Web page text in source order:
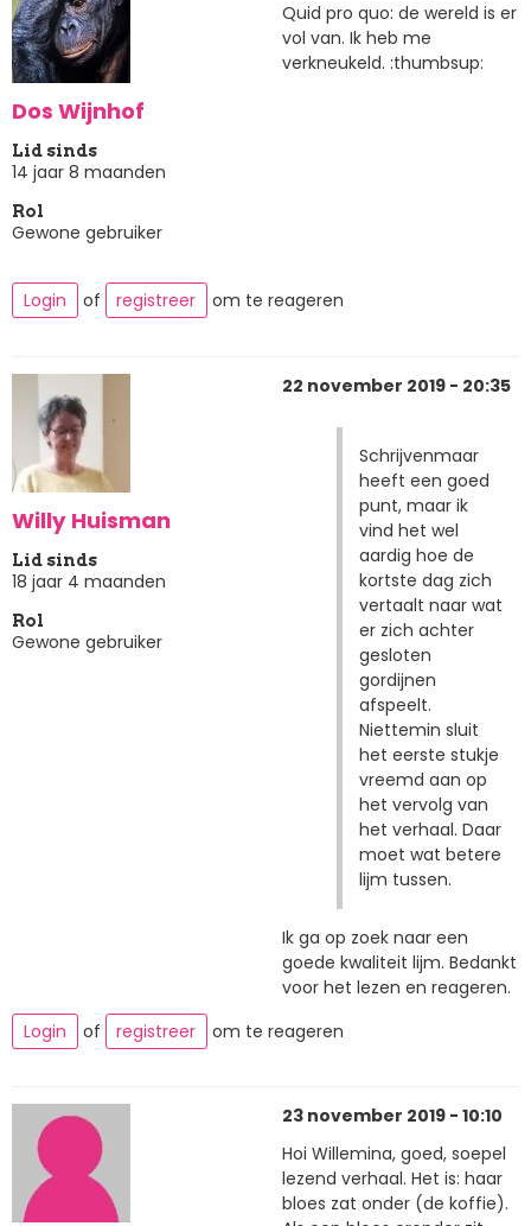
Dos Wijnhof
Lid sinds
14 jaar 8 maanden
Rol
Gewone gebruiker
Quid pro quo: de wereld is er
vol van. Ik heb me
verkneukeld. :thumbsup:
Login of registreer om te reageren
Willy Huisman
Lid sinds
18 jaar 4 maanden
Rol
Gewone gebruiker
22 november 2019 - 20:35
Schrijvenmaar
heeft een goed
punt, maar ik
vind het wel
aardig hoe de
kortste dag zich
vertaalt naar wat
er zich achter
gesloten
gordijnen
afspeelt.
Niettemin sluit
het eerste stukje
vreemd aan op
het vervolg van
het verhaal. Daar
moet wat betere
lijm tussen.
Ik ga op zoek naar een
goede kwaliteit lijm. Bedankt
voor het lezen en reageren.
Login
of registreer om te reageren
23 november 2019 - 10:10
Hoi Willemina, goed, soepel
lezend verhaal. Het is: haar
bloes zat onder (de koffie).